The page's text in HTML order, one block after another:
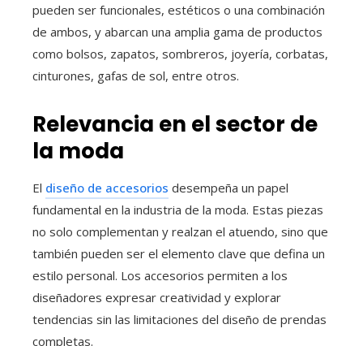
pueden ser funcionales, estéticos o una combinación
de ambos, y abarcan una amplia gama de productos
como bolsos, zapatos, sombreros, joyería, corbatas,
cinturones, gafas de sol, entre otros.
Relevancia en el sector de
la moda
El diseño de accesorios desempeña un papel
fundamental en la industria de la moda. Estas piezas
no solo complementan y realzan el atuendo, sino que
también pueden ser el elemento clave que defina un
estilo personal. Los accesorios permiten a los
diseñadores expresar creatividad y explorar
tendencias sin las limitaciones del diseño de prendas
completas.